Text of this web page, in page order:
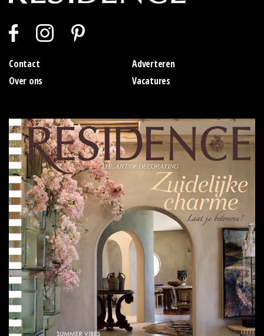
Contact
Adverteren
Over ons
Vacatures